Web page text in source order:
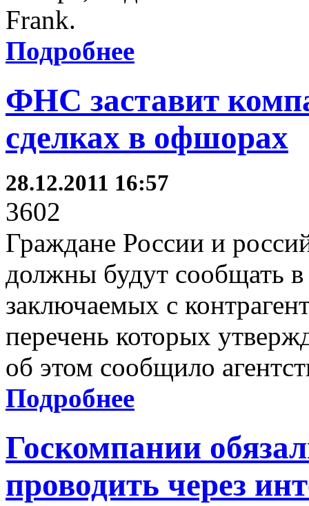
Frank.
Подробнее
ФНС заставит
сделках в офшорах
28.12.2011 16:57
3602
Граждане России и
должны будут сообщать
заключаемых с
перечень которых
об этом сообщило
Подробнее
Госкомпании
проводить через